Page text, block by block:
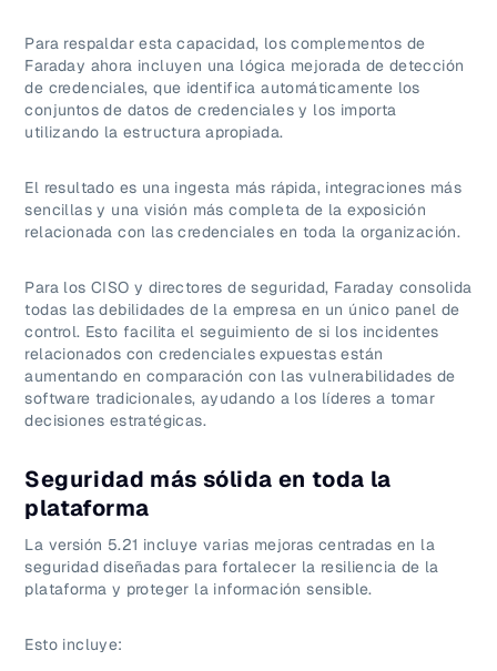
Para respaldar esta capacidad, los complementos de
Faraday ahora incluyen una lógica mejorada de detección
de credenciales, que identifica automáticamente los
conjuntos de datos de credenciales y los importa
utilizando la estructura apropiada.
El resultado es una ingesta más rápida, integraciones más
sencillas y una visión más completa de la exposición
relacionada con las credenciales en toda la organización.
Para los CISO y directores de seguridad, Faraday consolida
todas las debilidades de la empresa en un único panel de
control. Esto facilita el seguimiento de si los incidentes
relacionados con credenciales expuestas están
aumentando en comparación con las vulnerabilidades de
software tradicionales, ayudando a los líderes a tomar
decisiones estratégicas.
Seguridad más sólida en toda la
plataforma
La versión 5.21 incluye varias mejoras centradas en la
seguridad diseñadas para fortalecer la resiliencia de la
plataforma y proteger la información sensible.
Esto incluye: